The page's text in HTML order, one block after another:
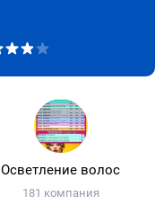
Осветление волос
181 компания